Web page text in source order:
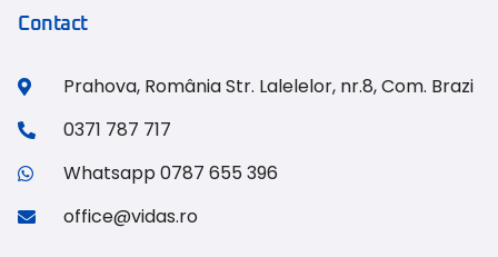
Contact
Prahova, România Str. Lalelelor, nr.8, Com. Brazi
0371 787 717
Whatsapp 0787 655 396
office@vidas.ro